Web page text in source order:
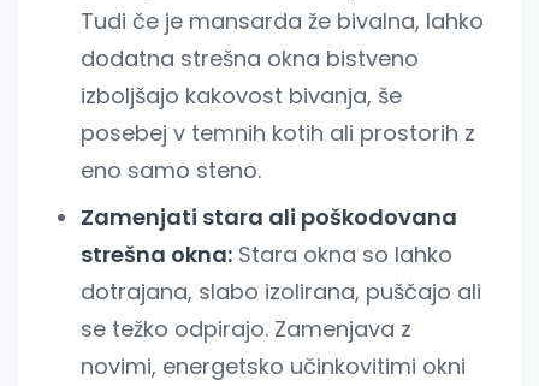
Tudi če je mansarda že bivalna, lahko
dodatna strešna okna bistveno
izboljšajo kakovost bivanja, še
posebej v temnih kotih ali prostorih z
eno samo steno.
Zamenjati stara ali poškodovana
strešna okna: Stara okna so lahko
dotrajana, slabo izolirana, puščajo ali
se težko odpirajo. Zamenjava z
novimi, energetsko učinkovitimi okni